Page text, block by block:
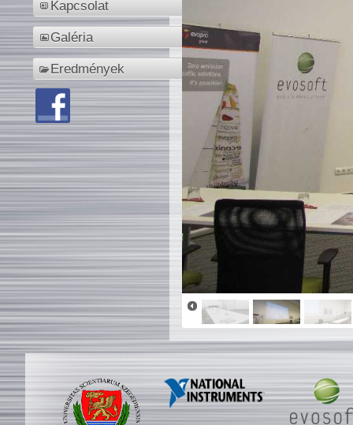
Kapcsolat
Galéria
Eredmények